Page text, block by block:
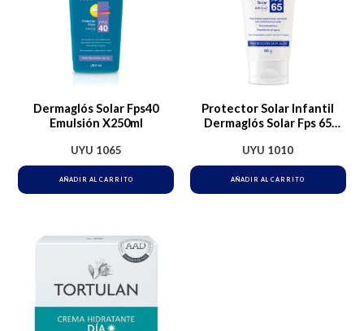
Dermaglós Solar Fps40
Emulsión X250ml
UYU 1065
AÑADIR AL CARRITO
Protector Solar Infantil
Dermaglós Solar Fps 65
UYU 1010
AÑADIR AL CARRITO